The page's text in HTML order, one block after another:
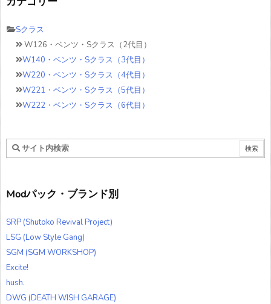
Sクラス
W126・ベンツ・Sクラス（2代目）
W140・ベンツ・Sクラス（3代目）
W220・ベンツ・Sクラス（4代目）
W221・ベンツ・Sクラス（5代目）
W222・ベンツ・Sクラス（6代目）
Modパック・ブランド別
SRP (Shutoko Revival Project)
LSG (Low Style Gang)
SGM (SGM WORKSHOP)
Excite!
hush.
DWG (DEATH WISH GARAGE)